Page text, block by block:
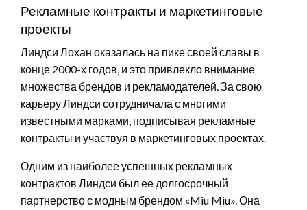
Рекламные контракты и маркетинговые
проекты
Линдси Лохан оказалась на пике своей славы в
конце 2000-х годов, и это привлекло внимание
множества брендов и рекламодателей. За свою
карьеру Линдси сотрудничала с многими
известными марками, подписывая рекламные
контракты и участвуя в маркетинговых проектах.
Одним из наиболее успешных рекламных
контрактов Линдси был ее долгосрочный
партнерство с модным брендом «Miu Miu». Она